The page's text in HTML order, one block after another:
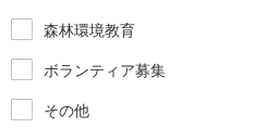
森林環境教育
ボランティア募集
その他